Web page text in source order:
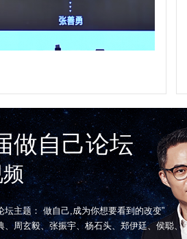
做自己论坛
坛主题： 做自己,成为你想要看到的改变”
、周玄毅、张振宇、杨石头、郑伊廷、侯聪